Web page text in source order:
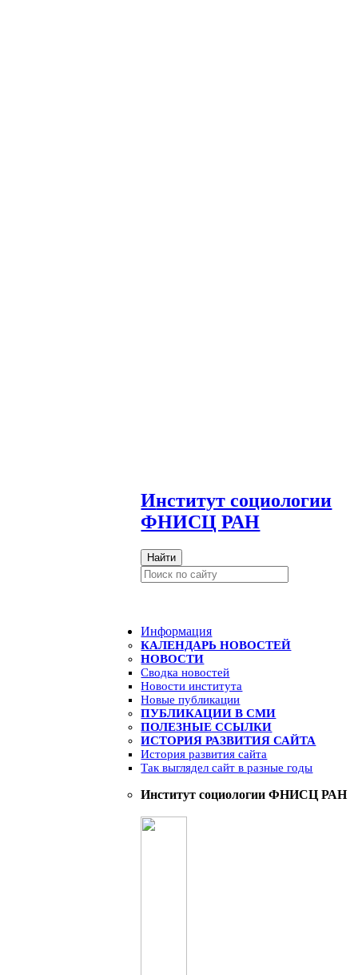
Институт социологии
ФНИСЦ РАН
Найти
Информация
КАЛЕНДАРЬ НОВОСТЕЙ
НОВОСТИ
Сводка новостей
Новости института
Новые публикации
ПУБЛИКАЦИИ В СМИ
ПОЛЕЗНЫЕ ССЫЛКИ
ИСТОРИЯ РАЗВИТИЯ САЙТА
История развития сайта
Так выглядел сайт в разные годы
Институт социологии ФНИСЦ РАН